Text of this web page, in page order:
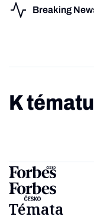
Breaking
K tématu
Témata